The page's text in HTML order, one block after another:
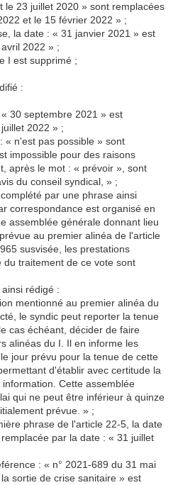
le 23 juillet 2020 » sont remplacées
et le 15 février 2022 » ;
la date : « 31 janvier 2021 » est
2022 » ;
I est supprimé ;
:
30 septembre 2021 » est
2022 » ;
« n'est pas possible » sont
impossible pour des raisons
après le mot : « prévoir », sont
du conseil syndical, » ;
par une phrase ainsi
correspondance est organisé en
assemblée générale donnant lieu
au premier alinéa de l'article
susvisée, les prestations
traitement de ce vote sont
rédigé :
mentionné au premier alinéa du
le syndic peut reporter la tenue
cas échéant, décider de faire
alinéas du I. Il en informe les
jour prévu pour la tenue de cette
d'établir avec certitude la
Cette assemblée
qui ne peut être inférieur à quinze
prévue. » ;
phrase de l'article 22-5, la date
par la date : « 31 juillet
: « n° 2021-689 du 31 mai
sortie de crise sanitaire » est